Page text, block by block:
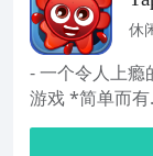
休
- 一个令人上
游戏 *简单而有